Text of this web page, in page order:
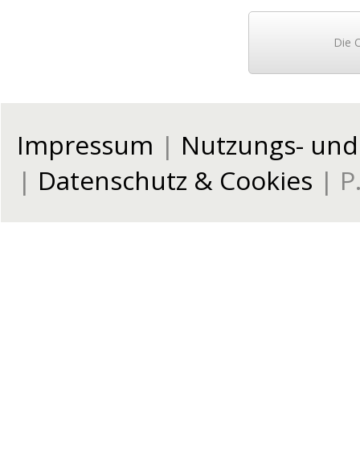
Die
Impressum | Nutzungs-
| Datenschutz & Cookies |